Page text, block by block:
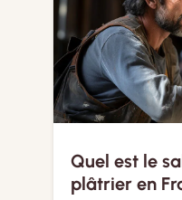
Quel est le
plâtrier en